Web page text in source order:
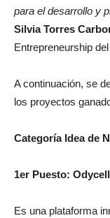
para el desarrollo y
Silvia Torres
Entrepreneurship del
A continuación, se
los proyectos
Categoría Idea de
1er Puesto: Odycell
Es una plataforma